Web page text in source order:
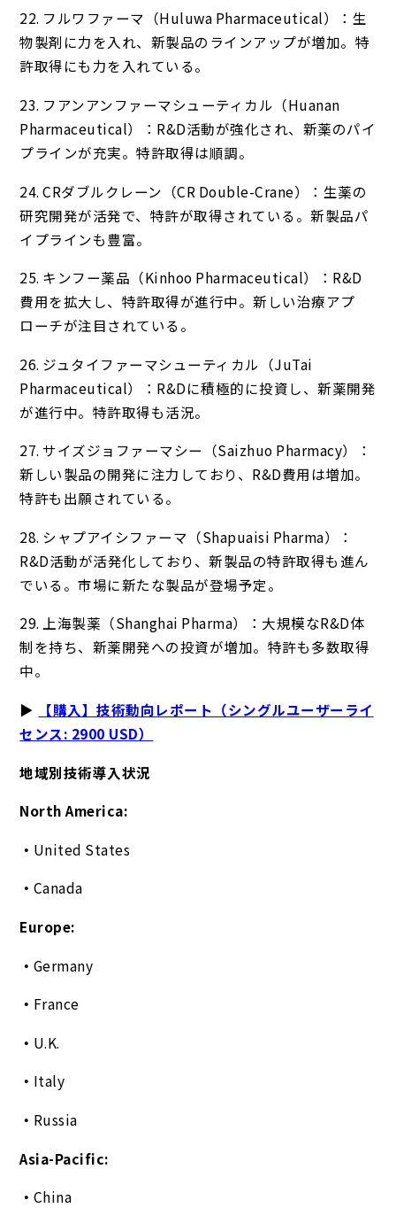
22. フルワファーマ（Huluwa Pharmaceutical）：生
物製剤に力を入れ、新製品のラインアップが増加。特
許取得にも力を入れている。
23. フアンアンファーマシューティカル（Huanan
Pharmaceutical）：R&D活動が強化され、新薬のパイ
プラインが充実。特許取得は順調。
24. CRダブルクレーン（CR Double-Crane）：生薬の
研究開発が活発で、特許が取得されている。新製品パ
イプラインも豊富。
25. キンフー薬品（Kinhoo Pharmaceutical）：R&D
費用を拡大し、特許取得が進行中。新しい治療アプ
ローチが注目されている。
26. ジュタイファーマシューティカル（JuTai
Pharmaceutical）：R&Dに積極的に投資し、新薬開発
が進行中。特許取得も活況。
27. サイズジョファーマシー（Saizhuo Pharmacy）：
新しい製品の開発に注力しており、R&D費用は増加。
特許も出願されている。
28. シャプアイシファーマ（Shapuaisi Pharma）：
R&D活動が活発化しており、新製品の特許取得も進ん
でいる。市場に新たな製品が登場予定。
29. 上海製薬（Shanghai Pharma）：大規模なR&D体
制を持ち、新薬開発への投資が増加。特許も多数取得
中。
▶
【購入】技術動向レポート（シングルユーザーライ
センス: 2900 USD）
地域別技術導入状況
North America:
United States
Canada
Europe:
Germany
France
U.K.
Italy
Russia
Asia-Pacific:
China